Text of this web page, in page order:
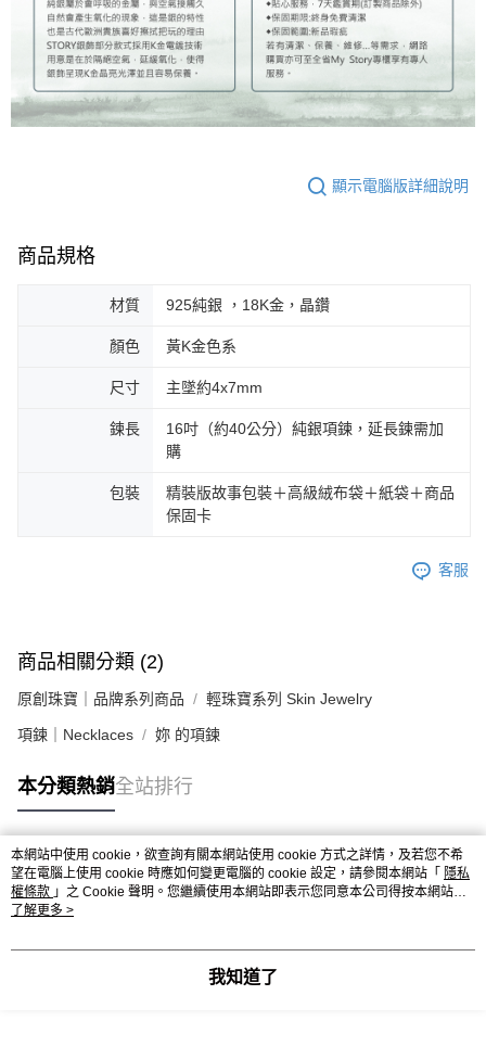
顯示電腦版詳細說明
商品規格
材質 925純銀 ，18K金，晶鑽
顏色 黃K金色系
尺寸 主墜約4x7mm
鍊長
16吋（約40公分）純銀項鍊，延長鍊需加
購
包裝
精裝版故事包裝＋高級絨布袋＋紙袋＋商品
保固卡
客服
商品相關分類 (2)
原創珠寶｜品牌系列商品 輕珠寶系列 Skin Jewelry
項鍊｜Necklaces 妳 的項鍊
本分類熱銷全站排行
熱門標籤
本網站中使用 cookie，欲查詢有關本網站使用 cookie 方式之詳情，及若您不希
望在電腦上使用 cookie 時應如何變更電腦的 cookie 設定，請參閱本網站「 隱私
權條款 」之 Cookie 聲明。您繼續使用本網站即表示您同意本公司得按本網站使
用條款之 Cookie 聲明使用 cookie。
了解更多 >
我知道了